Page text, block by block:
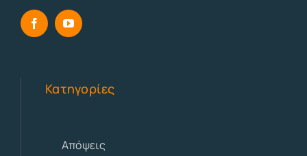
Κατηγορίες
Απόψεις